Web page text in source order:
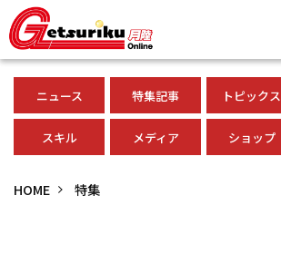
ニュース 特集記事 トピックス
スキル メディア ショップ
HOME 特集